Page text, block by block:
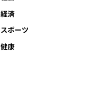
経済
スポーツ
健康